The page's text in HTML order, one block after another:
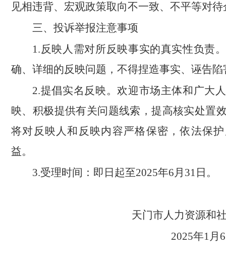
见相违背、宏观政策取向不一致、不平等对
三、投诉举报注意事项
1.反映人需对所反映事实的真实性负责
确、详细的反映问题，不得捏造事实、诬告陷
2.提倡实名反映。欢迎市场主体和广大
映、积极提供有关问题线索，提高核实处置
将对反映人和反映内容严格保密，依法保
益。
3.受理时间：即日起至2025年6月31日。
天门市人力资源
2025